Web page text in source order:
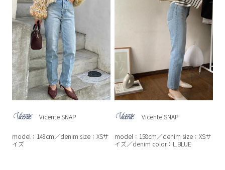
Vicente SNAP
model：149cm／denim size：XSサ
イズ
Vicente SNAP
model：158cm／denim size：XSサ
イズ／denim color：L.BLUE